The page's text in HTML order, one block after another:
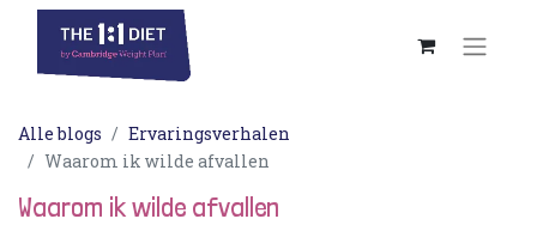
Alle blogs
Ervaringsverhalen
Waarom ik wilde afvallen
Waarom ik wilde afvallen